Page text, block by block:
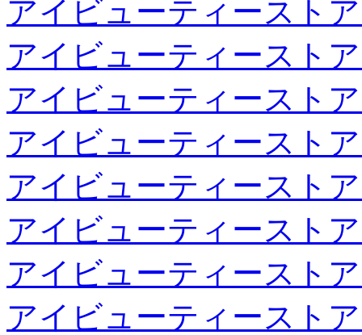
アイビューティースト
アイビューティースト
アイビューティースト
アイビューティースト
アイビューティースト
アイビューティースト
アイビューティースト
アイビューティースト